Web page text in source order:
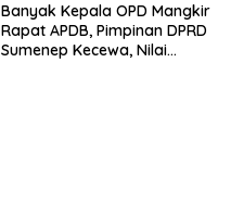
Banyak Kepala OPD Mangkir
Rapat APDB, Pimpinan DPRD
Sumenep Kecewa, Nilai